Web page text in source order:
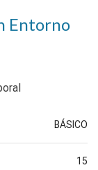
Entorno
BÁSICO
15